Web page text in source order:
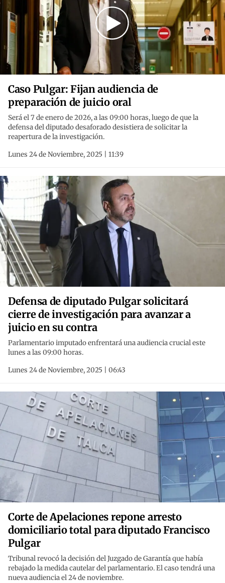
Caso Pulgar: Fijan audiencia de
preparación de juicio oral
Será el 7 de enero de 2026, a las 09:00 horas, luego de que la
defensa del diputado desaforado desistiera de solicitar la
reapertura de la investigación.
Lunes 24 de Noviembre, 2025 | 11:39
Defensa de diputado Pulgar solicitará
cierre de investigación para avanzar a
juicio en su contra
Parlamentario imputado enfrentará una audiencia crucial este
lunes a las 09:00 horas.
Lunes 24 de Noviembre, 2025 | 06:43
Corte de Apelaciones repone arresto
domiciliario total para diputado Francisco
Pulgar
Tribunal revocó la decisión del Juzgado de Garantía que había
rebajado la medida cautelar del parlamentario. El caso tendrá una
nueva audiencia el 24 de noviembre.